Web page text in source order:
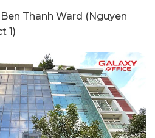
Ben Thanh Ward (Nguyen
1)